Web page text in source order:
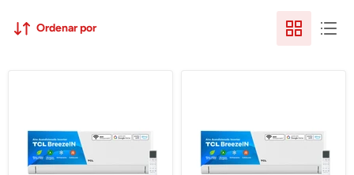
Ordenar por